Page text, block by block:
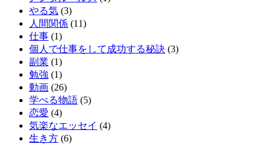
やる気 (3)
人間関係 (11)
仕事 (1)
個人で仕事をして成功する秘訣 (3)
副業 (1)
勉強 (1)
動画 (26)
学べる物語 (5)
恋愛 (4)
気楽なエッセイ (4)
生き方 (6)